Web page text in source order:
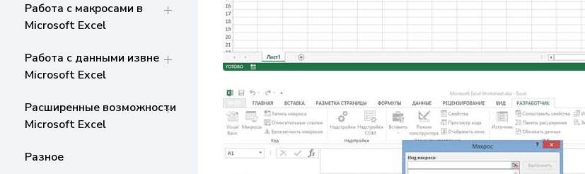
Работа с макросами в
Microsoft Excel
Работа с данными извне
Microsoft Excel
Расширенные возможности
Microsoft Excel
Разное